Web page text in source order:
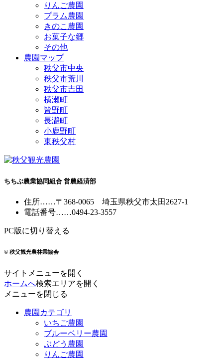
りんご農園
プラム農園
きのこ農園
お菓子な郷
その他
農園マップ
秩父市中央
秩父市荒川
秩父市吉田
横瀬町
皆野町
長瀞町
小鹿野町
東秩父村
ちちぶ農業協同組合 営農経済部
住所……〒368-0065 埼玉県秩父市太田2627-1
電話番号……0494-23-3557
PC版に切り替える
© 秩父観光農林業協会
サイトメニューを開く
ホームへ検索エリアを開く
メニューを閉じる
農園カテゴリ
いちご農園
ブルーベリー農園
ぶどう農園
りんご農園